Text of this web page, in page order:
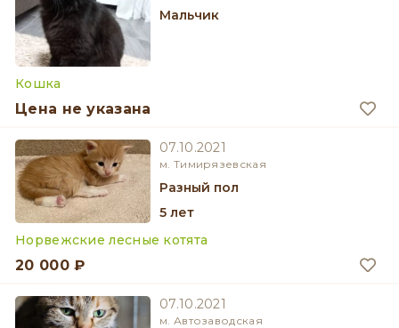
мальчик
Кошка
Цена не указана
07.10.2021
м. Тимирязевская
разный пол
5 лет
Норвежские лесные котята
20 000 ₽
07.10.2021
м. Автозаводская